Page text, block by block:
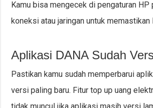
Kamu bisa mengecek di pengaturan HP
koneksi atau jaringan untuk memastikan
Aplikasi DANA Sudah
Pastikan kamu sudah memperbarui
versi paling baru. Fitur top up uang